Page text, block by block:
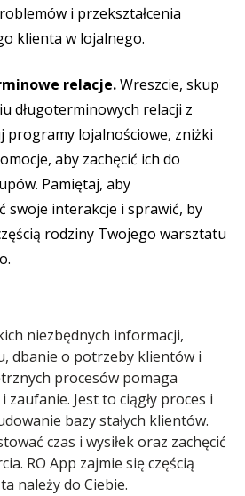
i przekształcenia
klienta w lojalnego.
relacje.Wreszcie, skup
długoterminowych relacji z
programy lojalnościowe, zniżki
aby zachęcić ich do
Pamiętaj, aby
swoje interakcje i sprawić, by
rodziny Twojego warsztatu
niezbędnych informacji,
dbanie o potrzeby klientów i
procesów pomaga
Jest to ciągły proces i
bazy stałych klientów.
czas i wysiłek oraz zachęcić
RO App zajmie się częścią
należy do Ciebie.